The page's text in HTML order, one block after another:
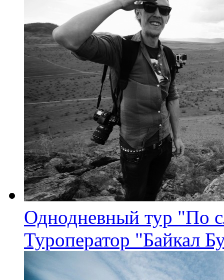
Однодневный тур "По
Туроператор "Байкал